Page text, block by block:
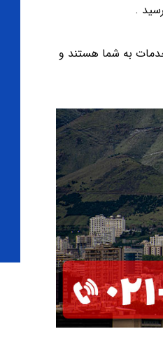
.
خدمات به شما هستند و